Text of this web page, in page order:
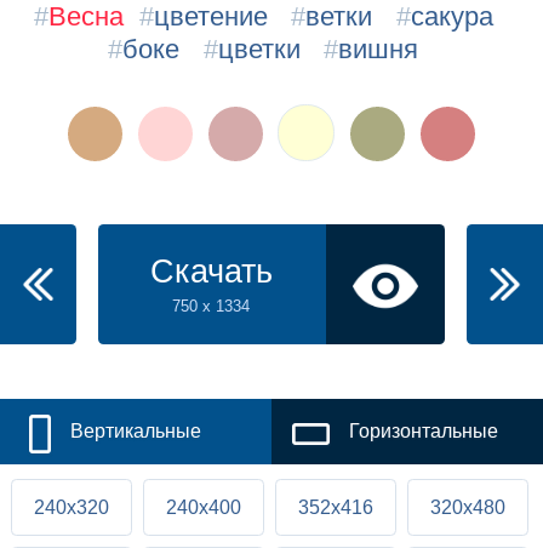
#Весна #цветение #ветки #сакура
#боке #цветки #вишня
Скачать
750 x 1334
Вертикальные Горизонтальные
240x320 240x400 352x416 320x480